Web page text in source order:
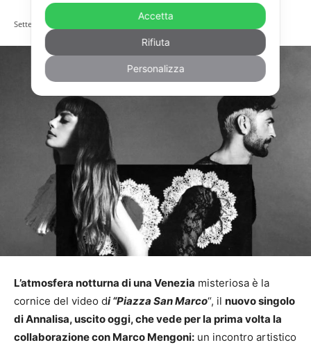
Settembre 6, 2025
L’atmosfera notturna di una Venezia misteriosa è la
cornice del video di “Piazza San Marco“, il nuovo singolo
di Annalisa, uscito oggi, che vede per la prima volta la
collaborazione con Marco Mengoni: un incontro artistico
Accetta
Rifiuta
Personalizza